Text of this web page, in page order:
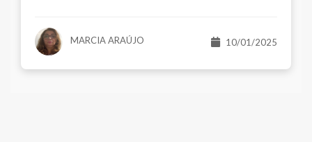
MARCIA ARAÚJO 10/01/2025